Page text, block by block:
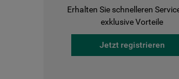
Erhalten Sie schnelleren
exklusive Vorteile
Jetzt registrieren